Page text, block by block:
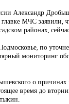
Александр
МЧС заявили,
районах,
по
мониторинг
о
время до